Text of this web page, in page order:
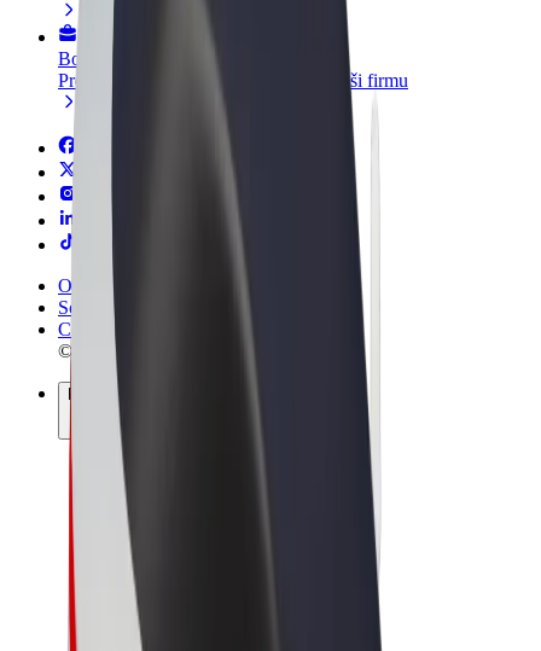
Bolt for Business
Produkty a služby Boltu přesně pro vaši firmu
Obchodní podmínky
Soukromí
Cookies
© 2026 Bolt Technology OÜ
Produkty
Jízdy
Koloběžky
Bolt Market
Bolt Food
Bolt Drive